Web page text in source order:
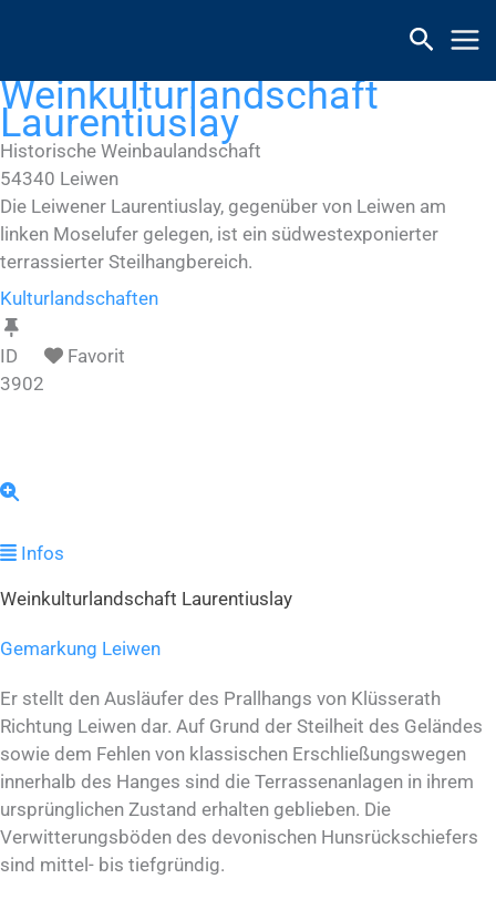
Weinkulturlandschaft
Laurentiuslay
Historische Weinbaulandschaft
54340 Leiwen
Die Leiwener Laurentiuslay, gegenüber von Leiwen am
linken Moselufer gelegen, ist ein südwestexponierter
terrassierter Steilhangbereich.
Kulturlandschaften
ID
3902
Favorit
Infos
Weinkulturlandschaft Laurentiuslay
Gemarkung Leiwen
Er stellt den Ausläufer des Prallhangs von Klüsserath
Richtung Leiwen dar. Auf Grund der Steilheit des Geländes
sowie dem Fehlen von klassischen Erschließungswegen
innerhalb des Hanges sind die Terrassenanlagen in ihrem
ursprünglichen Zustand erhalten geblieben. Die
Verwitterungsböden des devonischen Hunsrückschiefers
sind mittel- bis tiefgründig.